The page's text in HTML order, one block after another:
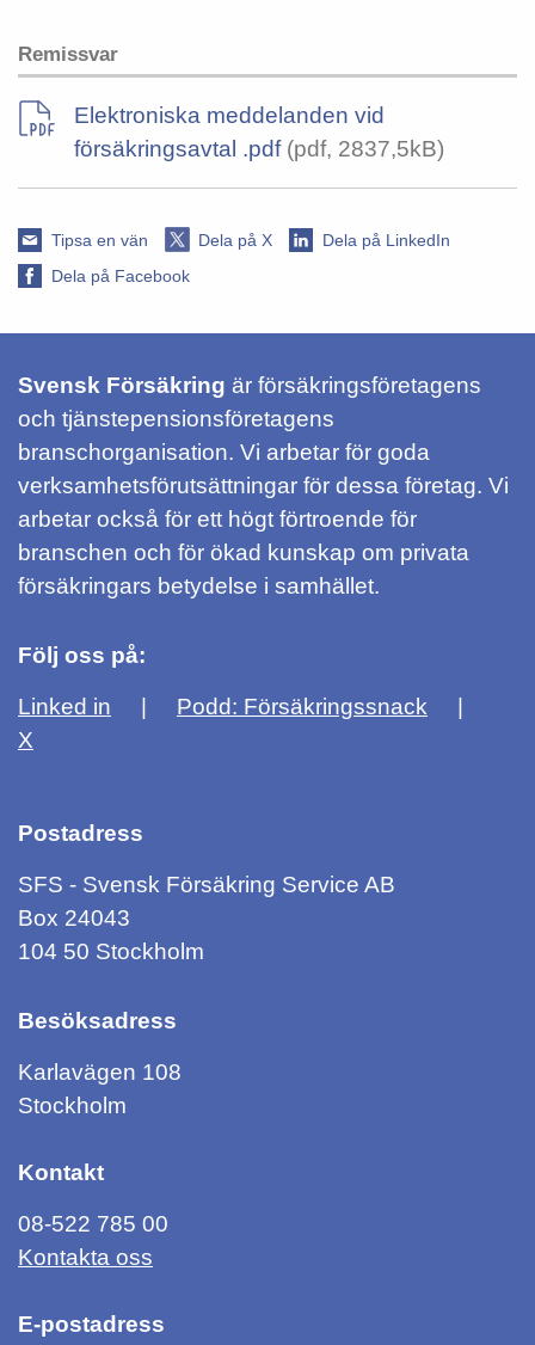
Remissvar
Elektroniska meddelanden vid
försäkringsavtal .pdf(pdf, 2837,5kB)
Tipsa en vän Dela på X
Dela på LinkedIn
Dela på Facebook
Svensk Försäkring är försäkringsföretagens
och tjänstepensionsföretagens
branschorganisation. Vi arbetar för goda
verksamhetsförutsättningar för dessa företag. Vi
arbetar också för ett högt förtroende för
branschen och för ökad kunskap om privata
försäkringars betydelse i samhället.
Följ oss på:
Linked in
Podd: Försäkringssnack
X
Postadress
SFS - Svensk Försäkring Service AB
Box 24043
104 50 Stockholm
Besöksadress
Karlavägen 108
Stockholm
Kontakt
08-522 785 00
Kontakta oss
E-postadress